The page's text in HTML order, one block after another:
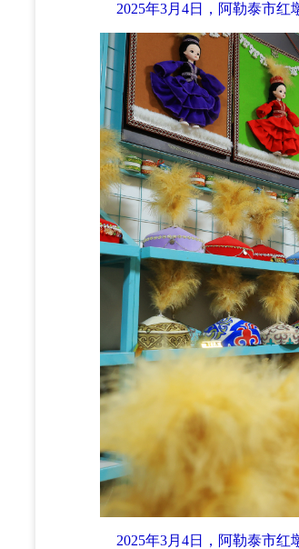
2025年3月4日，阿勒泰市
2025年3月4日，阿勒泰市